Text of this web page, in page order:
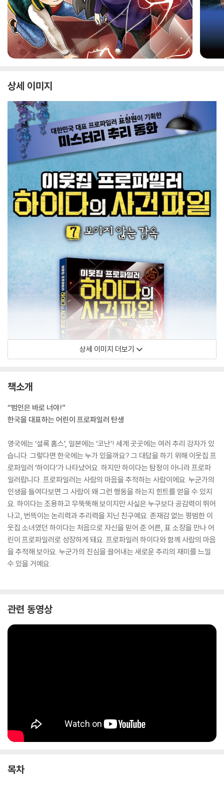
상세 이미지
상세 이미지 더보기
책소개
“범인은 바로 너야!”
한국을 대표하는 어린이 프로파일러 탄생
영국에는 ‘셜록 홈스’, 일본에는 ‘코난’! 세계 곳곳에는 여러 추리 강자가 있
습니다. 그렇다면 한국에는 누가 있을까요? 그 대답을 하기 위해 이웃집 프
로파일러 ‘하이다’가 나타났어요. 하지만 하이다는 탐정이 아니라 프로파
일러랍니다. 프로파일러는 사람의 마음을 추적하는 사람이에요. 누군가의
인생을 들여다보면 그 사람이 왜 그런 행동을 하는지 힌트를 얻을 수 있지
요. 하이다는 조용하고 무뚝뚝해 보이지만 사실은 누구보다 공감력이 뛰어
나고, 번뜩이는 논리력과 추리력을 지닌 친구예요. 존재감 없는 평범한 이
웃집 소녀였던 하이다는 처음으로 자신을 믿어 준 어른, 표 소장을 만나 어
린이 프로파일러로 성장하게 돼요. 프로파일러 하이다와 함께 사람의 마음
을 추적해 보아요. 누군가의 진심을 끌어내는 새로운 추리의 재미를 느낄
수 있을 거예요.
관련 동영상
목차